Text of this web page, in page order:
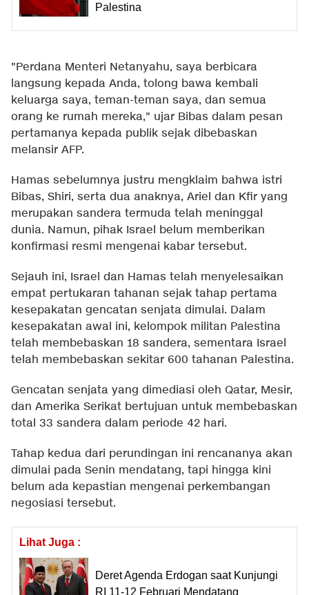
Palestina
"Perdana Menteri Netanyahu, saya berbicara
langsung kepada Anda, tolong bawa kembali
keluarga saya, teman-teman saya, dan semua
orang ke rumah mereka," ujar Bibas dalam pesan
pertamanya kepada publik sejak dibebaskan
melansir AFP.
Hamas sebelumnya justru mengklaim bahwa istri
Bibas, Shiri, serta dua anaknya, Ariel dan Kfir yang
merupakan sandera termuda telah meninggal
dunia. Namun, pihak Israel belum memberikan
konfirmasi resmi mengenai kabar tersebut.
Sejauh ini, Israel dan Hamas telah menyelesaikan
empat pertukaran tahanan sejak tahap pertama
kesepakatan gencatan senjata dimulai. Dalam
kesepakatan awal ini, kelompok militan Palestina
telah membebaskan 18 sandera, sementara Israel
telah membebaskan sekitar 600 tahanan Palestina.
Gencatan senjata yang dimediasi oleh Qatar, Mesir,
dan Amerika Serikat bertujuan untuk membebaskan
total 33 sandera dalam periode 42 hari.
Tahap kedua dari perundingan ini rencananya akan
dimulai pada Senin mendatang, tapi hingga kini
belum ada kepastian mengenai perkembangan
negosiasi tersebut.
Lihat Juga :
Deret Agenda Erdogan saat Kunjungi
RI 11-12 Februari Mendatang